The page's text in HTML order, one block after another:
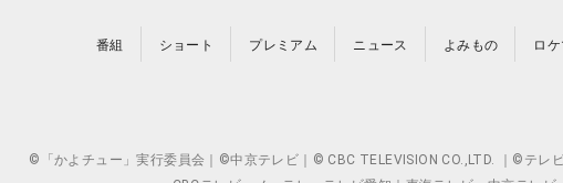
番組 ショート プレミアム ニュース よみもの ロ
©「かよチュー」実行委員会｜©中京テレビ｜© CBC TELEVISION CO.,LTD. ｜©テ